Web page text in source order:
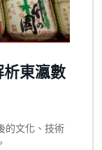
析東瀛數
的文化、技術